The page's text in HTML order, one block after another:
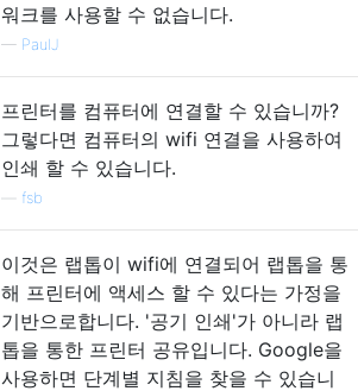
워크를 사용할 수 없습니다.
— PaulJ
프린터를 컴퓨터에 연결할 수 있습니까?
그렇다면 컴퓨터의 wifi 연결을 사용하여
인쇄 할 수 있습니다.
fsb
이것은 랩톱이 wifi에 연결되어 랩톱을 통
해 프린터에 액세스 할 수 있다는 가정을
기반으로합니다. '공기 인쇄'가 아니라 랩
톱을 통한 프린터 공유입니다. Google을
사용하면 단계별 지침을 찾을 수 있습니